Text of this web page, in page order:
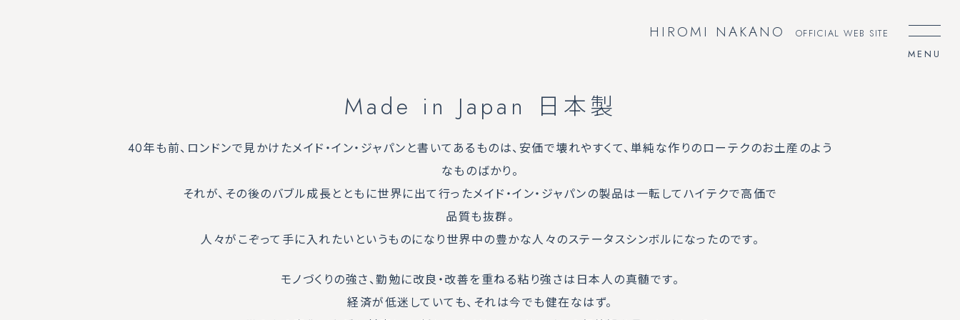
HIROMI NAKANO OFFICIAL WEB SITE
Made in Japan 日本製
40年も前、ロンドンで見かけたメイド・イン・ジャパンと書いてあるものは、安価で壊れやすくて、単純な作りのローテクのお土産のよう
なものばかり。
それが、その後のバブル成長とともに世界に出て行ったメイド・イン・ジャパンの製品は一転してハイテクで高価で
品質も抜群。
人々がこぞって手に入れたいというものになり世界中の豊かな人々のステータスシンボルになったのです。
モノづくりの強さ、勤勉に改良・改善を重ねる粘り強さは日本人の真髄です。
経済が低迷していても、それは今でも健在なはず。